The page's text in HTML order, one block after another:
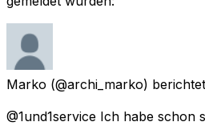
Marko (@archi_marko) berichtet
@1und1service Ich habe schon